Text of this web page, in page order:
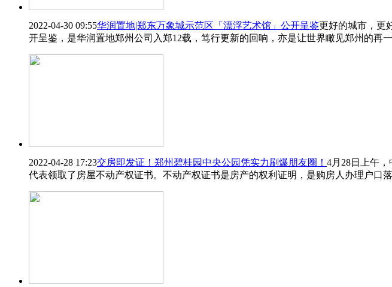
2022-04-30 09:55华润置地|郑东万象城示范区「漂浮艺术馆」公开呈鉴更好的城市，更
开呈鉴，是华润置地郑州公司入郑12载，笃行更新的回响，亦是让世界瞰见郑州的再一
2022-04-28 17:23交房即发证！郑州碧桂园中央公园凭实力刷爆朋友圈！ 4月28日上午
代表领取了房屋不动产权证书。不动产权证书是房产的权利证明，是购房人办理户口